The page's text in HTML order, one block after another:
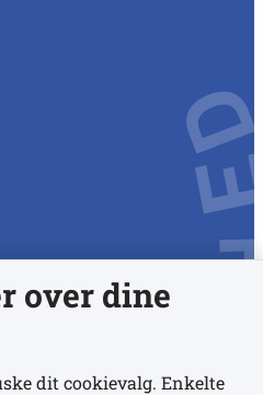
over dine
dit cookievalg. Enkelte